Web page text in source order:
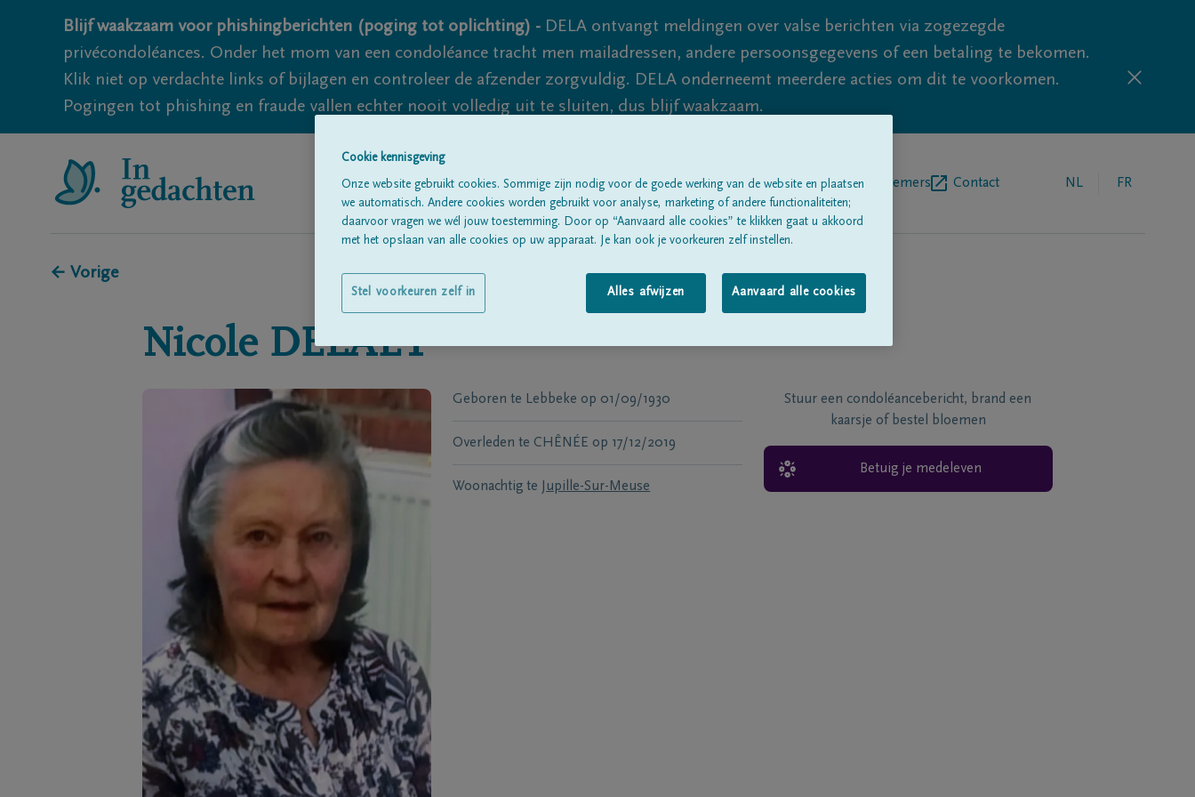
Blijf waakzaam voor phishingberichten (poging tot oplichting) - DELA ontvangt meldingen over valse berichten via zogezegde
privécondoléances. Onder het mom van een condoléance tracht men mailadressen, andere persoonsgegevens of een betaling te bekomen.
Klik niet op verdachte links of bijlagen en controleer de afzender zorgvuldig. DELA onderneemt meerdere acties om dit te voorkomen.
Pogingen tot phishing en fraude vallen echter nooit volledig uit te sluiten, dus blijf waakzaam.
Alle rouwberichtenOver onsBegrafenisondernemers Contact NL FR
← Vorige
Nicole DELAET
Geboren te Lebbeke op 01/09/1930
Overleden te CHÊNÉE op 17/12/2019
Woonachtig te Jupille-Sur-Meuse
Stuur een condoléancebericht, brand een
kaarsje of bestel bloemen
Betuig je medeleven
Cookie kennisgeving
Onze website gebruikt cookies. Sommige zijn nodig voor de goede werking van de website en plaatsen
we automatisch. Andere cookies worden gebruikt voor analyse, marketing of andere functionaliteiten;
daarvoor vragen we wél jouw toestemming. Door op “Aanvaard alle cookies” te klikken gaat u akkoord
met het opslaan van alle cookies op uw apparaat. Je kan ook je voorkeuren zelf instellen.
Alles afwijzen Aanvaard alle cookies
Stel voorkeuren zelf in